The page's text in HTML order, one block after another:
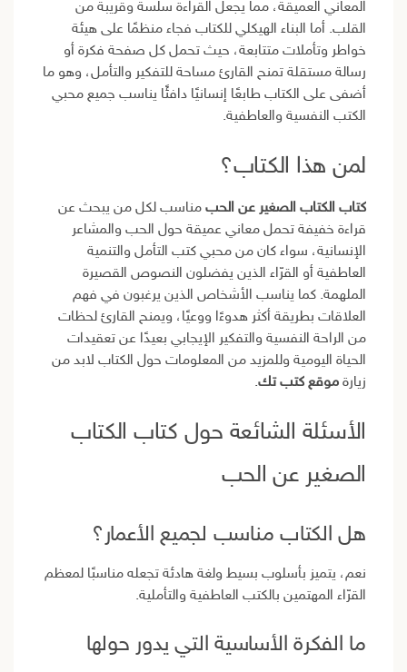
المعاني العميقة، مما يجعل القراءة سلسة وقريبة من
القلب. أما البناء الهيكلي للكتاب فجاء منظمًا على هيئة
خواطر وتأملات متتابعة، حيث تحمل كل صفحة فكرة أو
رسالة مستقلة تمنح القارئ مساحة للتفكير والتأمل، وهو ما
أضفى على الكتاب طابعًا إنسانيًا دافئًا يناسب جميع محبي
الكتب النفسية والعاطفية.
لمن هذا الكتاب؟
كتاب الكتاب الصغير عن الحب مناسب لكل من يبحث عن
قراءة خفيفة تحمل معاني عميقة حول الحب والمشاعر
الإنسانية، سواء كان من محبي كتب التأمل والتنمية
العاطفية أو القرّاء الذين يفضلون النصوص القصيرة
الملهمة. كما يناسب الأشخاص الذين يرغبون في فهم
العلاقات بطريقة أكثر هدوءًا ووعيًا، ويمنح القارئ لحظات
من الراحة النفسية والتفكير الإيجابي بعيدًا عن تعقيدات
الحياة اليومية وللمزيد من المعلومات حول الكتاب لابد من
زيارة موقع كتب تك.
الأسئلة الشائعة حول كتاب الكتاب
الصغير عن الحب
هل الكتاب مناسب لجميع الأعمار؟
نعم، يتميز بأسلوب بسيط ولغة هادئة تجعله مناسبًا لمعظم
القرّاء المهتمين بالكتب العاطفية والتأملية.
ما الفكرة الأساسية التي يدور حولها